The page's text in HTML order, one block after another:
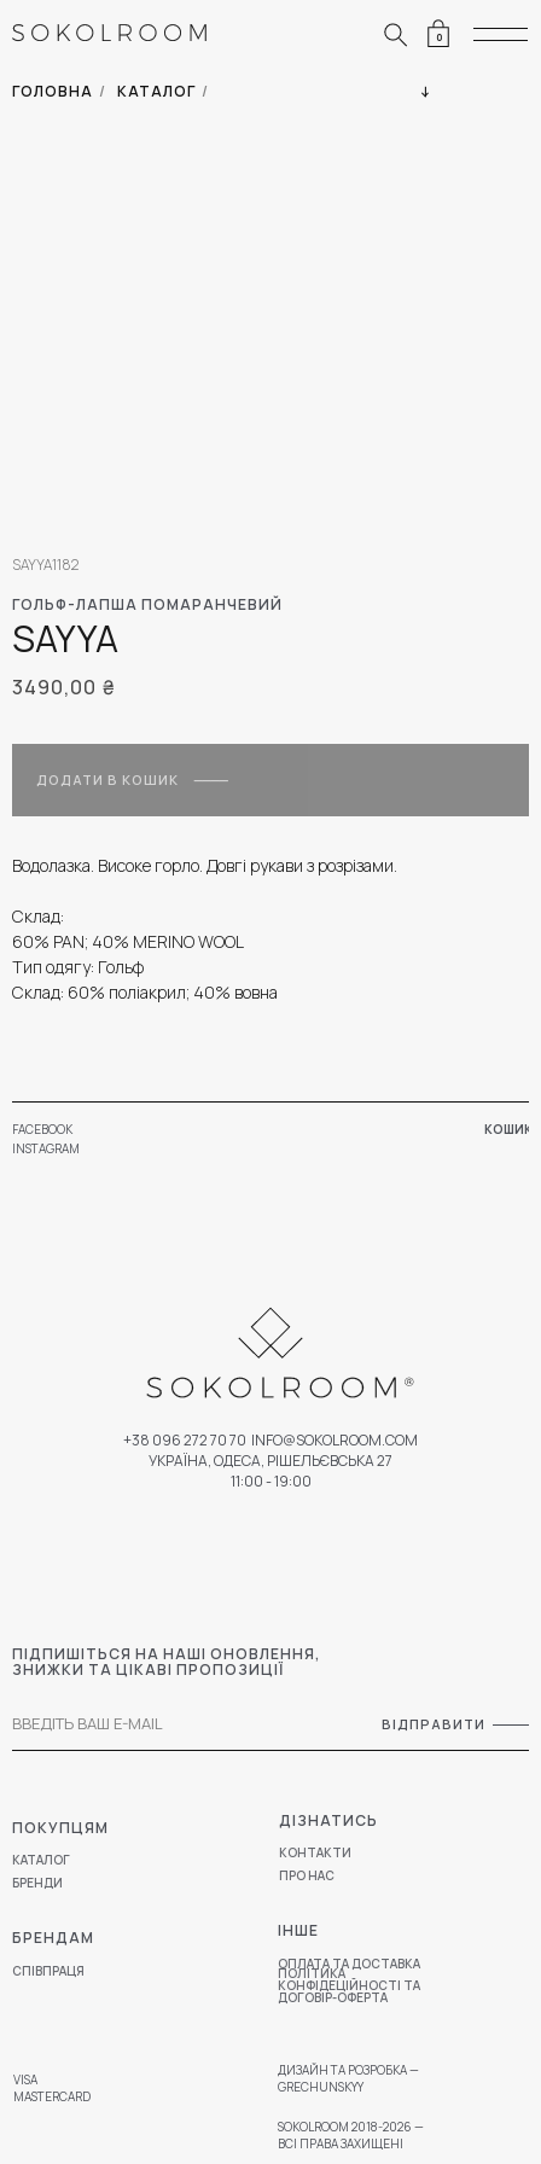
0
ГОЛОВНА / КАТАЛОГ /
ГОЛЬФ-ЛАПША ПОМАРАНЧЕВИЙ
SAYYA
SAYYA1182
3490,00 ₴
ДОДАТИ В КОШИК
Водолазка. Високе горло. Довгі рукави з розрізами.
Склад:
60% PAN; 40% MERINO WOOL
Тип одягу: Гольф
Склад: 60% поліакрил; 40% вовна
FACEBOOK КОШИК
ВІДПРАВИТИ
ПІДПИШІТЬСЯ НА НАШІ ОНОВЛЕННЯ,
ЗНИЖКИ ТА ЦІКАВІ ПРОПОЗИЦІЇ
СПІВПРАЦЯ
БРЕНДАМ
ПРО НАС
ДІЗНАТИСЬ
КОНТАКТИ
ОПЛАТА ТА ДОСТАВКА
ПОЛІТИКА
КОНФІДЕЦІЙНОСТІ ТА
ДОГОВІР-ОФЕРТА
ІНШЕ
КАТАЛОГ
БРЕНДИ
ПОКУПЦЯМ
+38 096 272 70 70 INFO@SOKOLROOM.COM
УКРАЇНА, ОДЕСА, РІШЕЛЬЄВСЬКА 27
11:00 - 19:00
VISA
SOKOLROOM 2018-2026 —
ВСІ ПРАВА ЗАХИЩЕНІ
ДИЗАЙН ТА РОЗРОБКА —
GRECHUNSKYY
INSTAGRAM
MASTERCARD